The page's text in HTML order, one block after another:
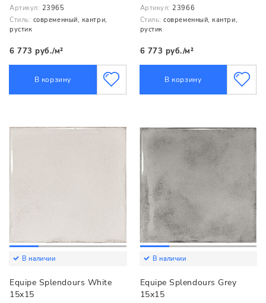
Артикул: 23965
Стиль: современный, кантри,
рустик
6 773 руб./м²
В корзину
Артикул: 23966
Стиль: современный, кантри,
рустик
6 773 руб./м²
В корзину
В наличии
Equipe Splendours White
15x15
В наличии
Equipe Splendours Grey
15x15